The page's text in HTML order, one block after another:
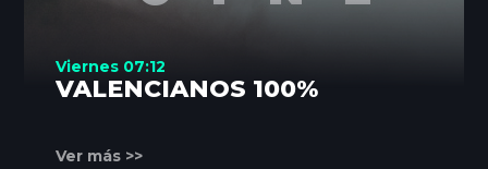
Viernes 07:12
VALENCIANOS 100%
Ver más >>